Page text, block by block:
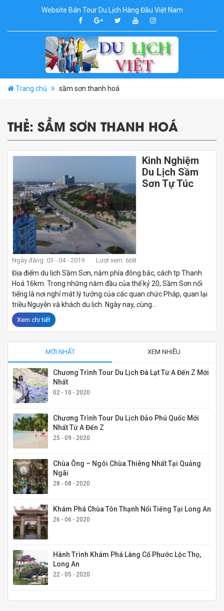
Website Bán Tour Du Lịch Hàng Đầu Việt Nam
Trang chủ sầm sơn thanh hoá
THẺ: SẦM SƠN THANH HOÁ
Kinh Nghiệm
Du Lịch Sầm
Sơn Tự Túc
Ngày đăng: 03 - 04 - 2019 Lượt xem: 668
Địa điểm du lịch Sầm Sơn, nằm phía đông bắc, cách tp Thanh
Hoá 16km. Trong những năm đầu của thế kỷ 20, Sầm Sơn nổi
tiếng là nơi nghỉ mát lý tưởng của các quan chức Pháp, quan lại
triều Nguyễn và khách du lịch. Ngày nay, cùng...
Xem chi tiết
MỚI NHẤT XEM NHIỀU
Chương Trình Tour Du Lịch Đà Lạt Từ A Đến Z Mới
Nhất
02 - 10 - 2020
Chương Trình Tour Du Lịch Đảo Phú Quốc Mới
Nhất Từ A Đến Z
25 - 09 - 2020
Chùa Ông – Ngôi Chùa Thiêng Nhất Tại Quảng
Ngãi
28 - 08 - 2020
Khám Phá Chùa Tôn Thạnh Nổi Tiếng Tại Long An
26 - 06 - 2020
Hành Trình Khám Phá Làng Cổ Phước Lộc Thọ,
Long An
22 - 05 - 2020